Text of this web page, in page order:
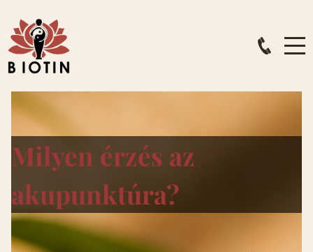
Milyen érzés az
akupunktúra?
02/13/2021